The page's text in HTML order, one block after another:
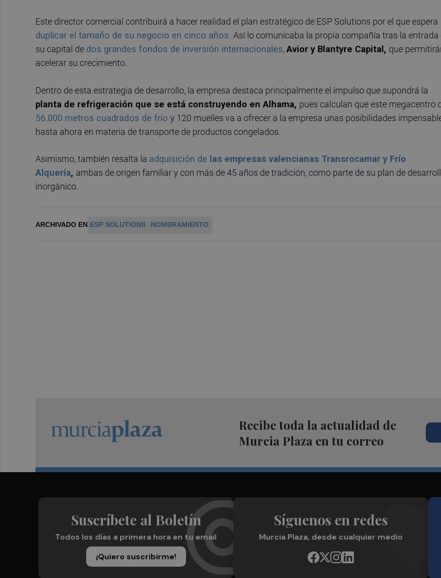
Este director comercial contribuirá a hacer realidad el plan estratégico de ESP Solutions por el que espera
duplicar el tamaño de su negocio en cinco años. Así lo comunicaba la propia compañía tras la entrada
su capital de dos grandes fondos de inversión internacionales,Avior y Blantyre Capital, que
acelerar su crecimiento.
Dentro de esta estrategia de desarrollo, la empresa destaca principalmente el impulso que supondrá la
planta de refrigeración que se está construyendo en Alhama, pues calculan que este megacentro
56.000 metros cuadrados de frío y 120 muelles va a ofrecer a la empresa unas posibilidades
hasta ahora en materia de transporte de productos congelados.
Asimismo, también resalta la adquisición de las empresas valencianas Transrocamar y Frío
Alquería, ambas de origen familiar y con más de 45 años de tradición, como parte de su plan de
inorgánico.
ARCHIVADO EN ESP SOLUTIONS NOMBRAMIENTO
Recibe toda la actualidad de
Murcia Plaza en tu correo
Suscríbete al Boletín
Todos los días a primera hora en tu email
¡Quiero suscribirme!
Síguenos en redes
Murcia Plaza, desde cualquier medio